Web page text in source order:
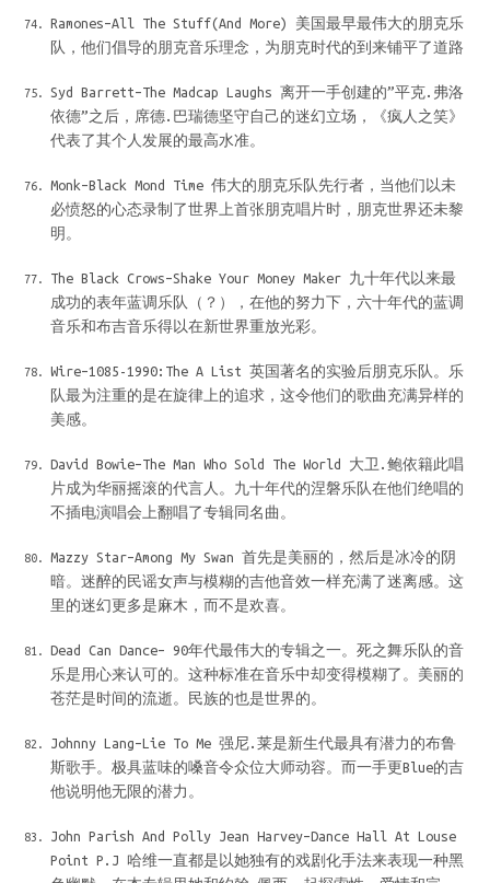
Ramones–All The Stuff(And More) 美国最早最伟大的朋克乐
队，他们倡导的朋克音乐理念，为朋克时代的到来铺平了道路
Syd Barrett–The Madcap Laughs 离开一手创建的”平克.弗洛
依德”之后，席德.巴瑞德坚守自己的迷幻立场，《疯人之笑》
代表了其个人发展的最高水准。
Monk–Black Mond Time 伟大的朋克乐队先行者，当他们以未
必愤怒的心态录制了世界上首张朋克唱片时，朋克世界还未黎
明。
The Black Crows–Shake Your Money Maker 九十年代以来最
成功的表年蓝调乐队（？），在他的努力下，六十年代的蓝调
音乐和布吉音乐得以在新世界重放光彩。
Wire–1085-1990:The A List 英国著名的实验后朋克乐队。乐
队最为注重的是在旋律上的追求，这令他们的歌曲充满异样的
美感。
David Bowie–The Man Who Sold The World 大卫.鲍依籍此唱
片成为华丽摇滚的代言人。九十年代的涅磐乐队在他们绝唱的
不插电演唱会上翻唱了专辑同名曲。
Mazzy Star–Among My Swan 首先是美丽的，然后是冰冷的阴
暗。迷醉的民谣女声与模糊的吉他音效一样充满了迷离感。这
里的迷幻更多是麻木，而不是欢喜。
Dead Can Dance– 90年代最伟大的专辑之一。死之舞乐队的音
乐是用心来认可的。这种标准在音乐中却变得模糊了。美丽的
苍茫是时间的流逝。民族的也是世界的。
Johnny Lang–Lie To Me 强尼.莱是新生代最具有潜力的布鲁
斯歌手。极具蓝味的嗓音令众位大师动容。而一手更Blue的吉
他说明他无限的潜力。
John Parish And Polly Jean Harvey–Dance Hall At Louse
Point P.J 哈维一直都是以她独有的戏剧化手法来表现一种黑